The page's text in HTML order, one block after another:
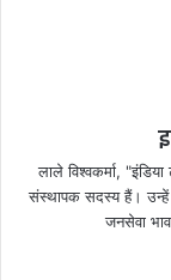
लाले विश्वकर्मा,
संस्थापक सदस्य हैं। उन्हें
जनसेवा